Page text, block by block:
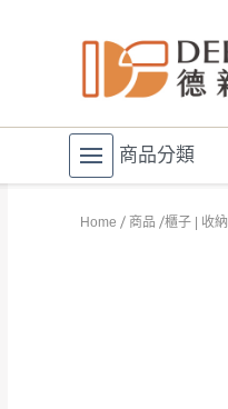
商品分類
Home 商品 櫃子 | 收納